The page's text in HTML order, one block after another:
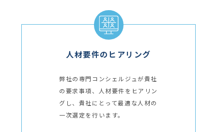
人材要件のヒアリング
弊社の専門コンシェルジュが貴社
の要求事項、人材要件をヒアリン
グし、貴社にとって最適な人材の
一次選定を行います。